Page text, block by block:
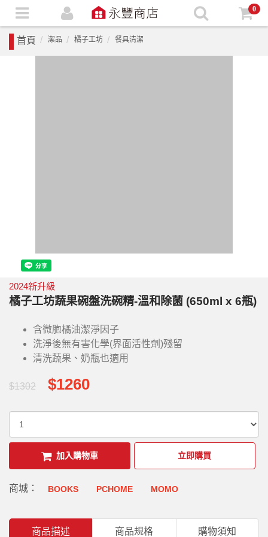
0
首頁 潔品 橘子工坊 餐具清潔
2024新升級
橘子工坊蔬果碗盤洗碗精-溫和除菌 (650ml x 6瓶)
含微胞橘油潔淨因子
洗淨後無有害化學(界面活性劑)殘留
清洗蔬果、奶瓶也適用
$1302 $1260
加入購物車 立即購買
商城： BOOKS PCHOME MOMO
商品描述 商品規格 購物須知